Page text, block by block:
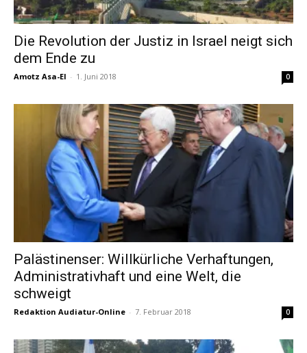
Die Revolution der Justiz in Israel neigt sich
dem Ende zu
Amotz Asa-El - 1. Juni 2018 0
Palästinenser: Willkürliche Verhaftungen,
Administrativhaft und eine Welt, die
schweigt
Redaktion Audiatur-Online - 7. Februar 2018 0